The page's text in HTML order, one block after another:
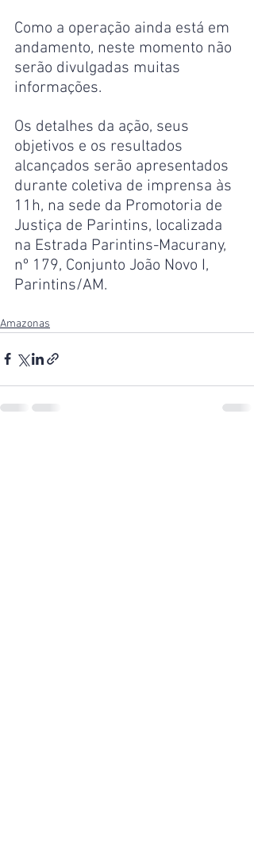
Como a operação ainda está em
andamento, neste momento não
serão divulgadas muitas
informações.
Os detalhes da ação, seus
objetivos e os resultados
alcançados serão apresentados
durante coletiva de imprensa às
11h, na sede da Promotoria de
Justiça de Parintins, localizada
na Estrada Parintins-Macurany,
nº 179, Conjunto João Novo I,
Parintins/AM.
Amazonas